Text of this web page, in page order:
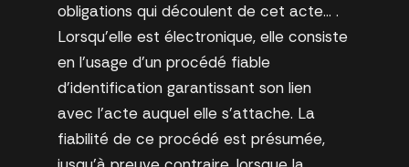
obligations qui découlent de cet acte… .
Lorsqu’elle est électronique, elle consiste
en l’usage d’un procédé fiable
d’identification garantissant son lien
avec l’acte auquel elle s’attache. La
fiabilité de ce procédé est présumée,